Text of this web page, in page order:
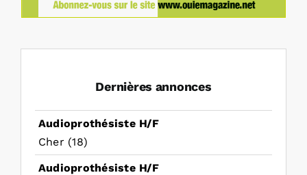
Dernières annonces
Audioprothésiste H/F
Cher (18)
Audioprothésiste H/F